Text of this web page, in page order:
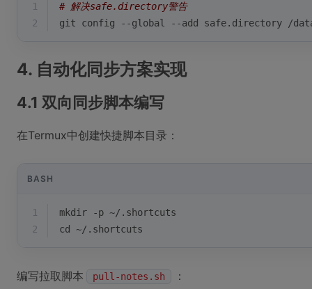
1
# 解决safe.directory警告
2
git config --global --add safe.directory /data/
4. 自动化同步方案实现
4.1 双向同步脚本编写
在Termux中创建快捷脚本目录：
BASH
1
mkdir -p ~/.shortcuts
2
cd ~/.shortcuts
编写拉取脚本 pull-notes.sh ：